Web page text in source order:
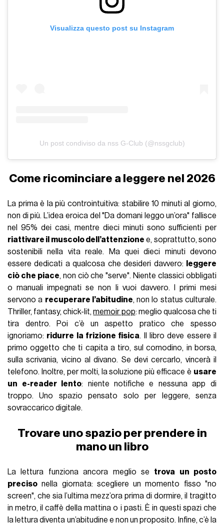
Visualizza questo post su Instagram
Un post condiviso da nss G-Club (@nssgclub)
Come ricominciare a leggere nel 2026
La prima è la più controintuitiva: stabilire 10 minuti al giorno,
non di più. L’idea eroica del "Da domani leggo un’ora" fallisce
nel 95% dei casi, mentre dieci minuti sono sufficienti per
riattivare il muscolo dell’attenzione e, soprattutto, sono
sostenibili nella vita reale. Ma quei dieci minuti devono
essere dedicati a qualcosa che desideri davvero:
leggere
ciò che piace, non ciò che "serve". Niente classici obbligati
o manuali impegnati se non li vuoi davvero. I primi mesi
servono a recuperare l’abitudine, non lo status culturale.
Thriller, fantasy, chick-lit,memoir pop: meglio qualcosa che ti
tira dentro. Poi c’è un aspetto pratico che spesso
ignoriamo: ridurre la frizione fisica. Il libro deve essere il
primo oggetto che ti capita a tiro, sul comodino, in borsa,
sulla scrivania, vicino al divano. Se devi cercarlo, vincerà il
telefono. Inoltre, per molti, la soluzione più efficace è usare
un e-reader lento: niente notifiche e nessuna app di
troppo. Uno spazio pensato solo per leggere, senza
sovraccarico digitale.
Trovare uno spazio per prendere in
mano un libro
La lettura funziona ancora meglio se trova un posto
preciso nella giornata: scegliere un momento fisso "no
screen", che sia l’ultima mezz’ora prima di dormire, il tragitto
in metro, il caffè della mattina o i pasti. È in questi spazi che
la lettura diventa un’abitudine e non un proposito. Infine, c’è la